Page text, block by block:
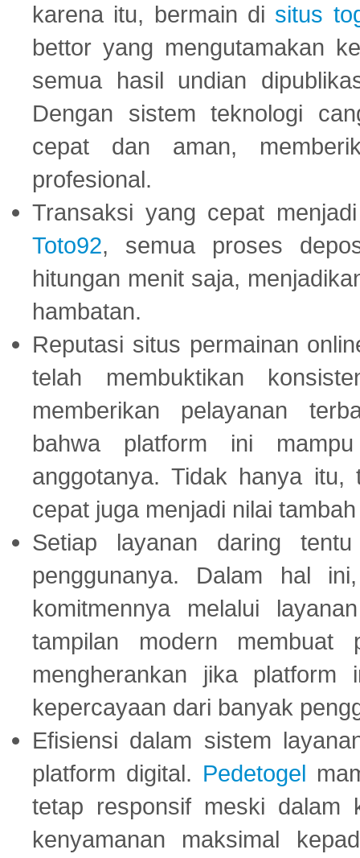
karena itu, bermain di situs
bettor yang mengutamakan
semua hasil undian
Dengan sistem teknologi
cepat dan aman,
profesional.
Transaksi yang cepat
Toto92, semua proses
hitungan menit saja,
hambatan.
Reputasi situs permainan
telah membuktikan
memberikan pelayanan
bahwa platform ini
anggotanya. Tidak hanya
cepat juga menjadi nilai
Setiap layanan daring
penggunanya. Dalam hal
komitmennya melalui
tampilan modern membuat
mengherankan jika platform
kepercayaan dari banyak
Efisiensi dalam sistem
platform digital. Pedetogel
tetap responsif meski dalam
kenyamanan maksimal